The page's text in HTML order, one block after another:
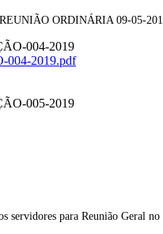
ORDINÁRIA 09-05-
004-2019
004-2019.pdf
005-2019
servidores para Reunião Geral no